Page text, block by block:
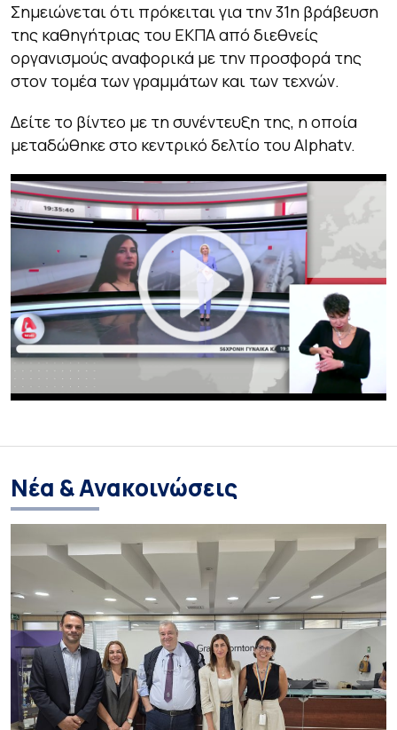
Σημειώνεται ότι πρόκειται για την 31η βράβευση
της καθηγήτριας του ΕΚΠΑ από διεθνείς
οργανισμούς αναφορικά με την προσφορά της
στον τομέα των γραμμάτων και των τεχνών.
Δείτε το βίντεο με τη συνέντευξη της, η οποία
μεταδώθηκε στο κεντρικό δελτίο του Alphatv.
Νέα & Ανακοινώσεις